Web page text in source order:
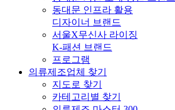
동대문 인프라 활용
디자이너 브랜드
서울X무신사 라이징
K-패션 브랜드
프로그램
의류제조업체 찾기
지도로 찾기
카테고리별 찾기